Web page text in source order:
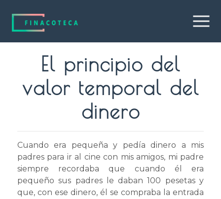
El principio del
valor temporal del
dinero
Cuando era pequeña y pedía dinero a mis
padres para ir al cine con mis amigos, mi padre
siempre recordaba que cuando él era
pequeño sus padres le daban 100 pesetas y
que, con ese dinero, él se compraba la entrada